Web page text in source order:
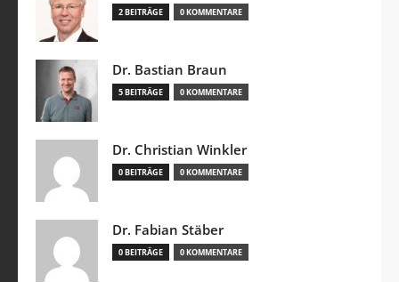
2 BEITRÄGE 0 KOMMENTARE
Dr. Bastian Braun
5 BEITRÄGE 0 KOMMENTARE
Dr. Christian Winkler
0 BEITRÄGE 0 KOMMENTARE
Dr. Fabian Stäber
0 BEITRÄGE 0 KOMMENTARE